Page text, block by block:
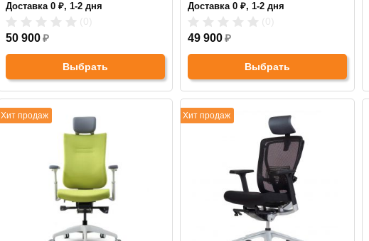
Материал спинки:сетка
Доставка 0 ₽, 1-2 дня
50 900₽
Выбрать
Материал спинки:сетка
Доставка 0 ₽, 1-2 дня
49 900₽
Выбрать
Хит продаж Хит продаж